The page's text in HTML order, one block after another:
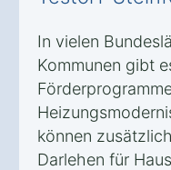
In vielen
Kommunen gibt
können
Darlehen für